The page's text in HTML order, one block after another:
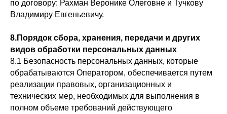
по договору: Рахман Веронике Олеговне и Тучкову
Владимиру Евгеньевичу.
8.Порядок сбора, хранения, передачи и других
видов обработки персональных данных
8.1 Безопасность персональных данных, которые
обрабатываются Оператором, обеспечивается путем
реализации правовых, организационных и
технических мер, необходимых для выполнения в
полном объеме требований действующего